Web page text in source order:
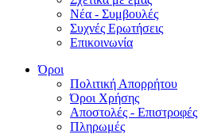
Νέα - Συμβουλές
Συχνές Ερωτήσεις
Επικοινωνία
Όροι
Πολιτική Απορρήτου
Όροι Χρήσης
Αποστολές - Επιστροφές
Πληρωμές